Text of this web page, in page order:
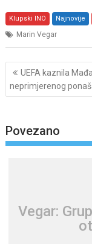
Klupski INO Najnovije
Marin Vegar
Post
navigation
UEFA kaznila
neprimjerenog
Povezano
Vegar: